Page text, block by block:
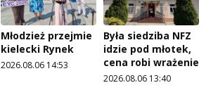
Młodzież przejmie
kielecki Rynek
2026.08.06 14:53
Była siedziba NFZ
idzie pod młotek,
cena robi wrażenie
2026.08.06 13:40